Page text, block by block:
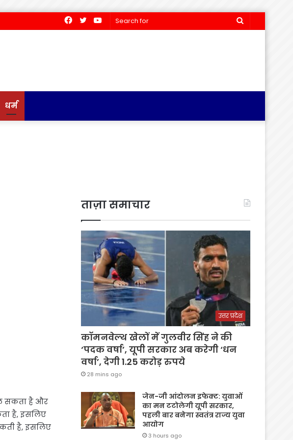
Search
YouTube
Twitter
Facebook
धर्म
सकता है और
है, इसलिए
है, इसलिए
ताज़ा समाचार
उत्तर प्रदेश
कॉमनवेल्थ खेलों में गुलवीर सिंह ने की
‘पदक वर्षा’, यूपी सरकार अब करेगी ‘धन
वर्षा’, देगी 1.25 करोड़ रुपये
28 mins ago
जेन-जी आंदोलन इफेक्ट: युवाओं
का मन टटोलेगी यूपी सरकार,
पहली बार बनेगा स्वतंत्र राज्य युवा
आयोग
3 hours ago